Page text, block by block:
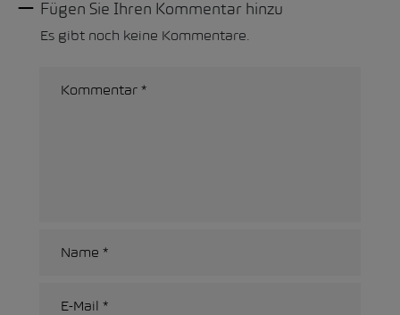
Fügen Sie Ihren Kommentar hinzu
Es gibt noch keine Kommentare.